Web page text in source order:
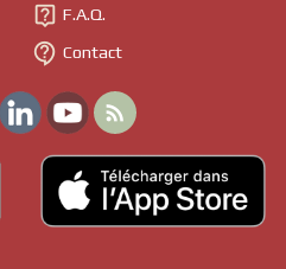
 F.A.Q.
 Contact
